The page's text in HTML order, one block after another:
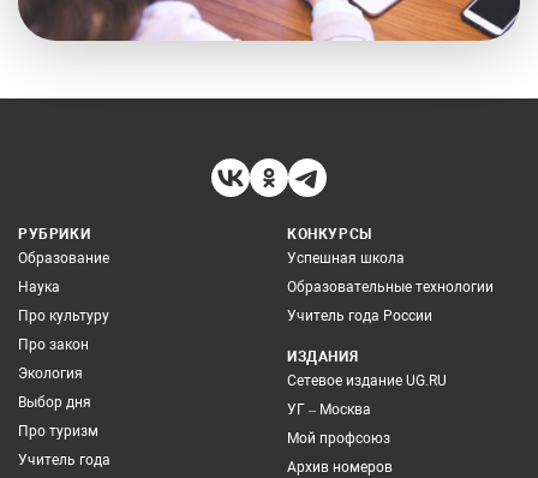
РУБРИКИ
Образование
Наука
Про культуру
Про закон
Экология
Выбор дня
Про туризм
Учитель года
КОНКУРСЫ
Успешная школа
Образовательные технологии
Учитель года России
ИЗДАНИЯ
Сетевое издание UG.RU
УГ – Москва
Мой профсоюз
Архив номеров